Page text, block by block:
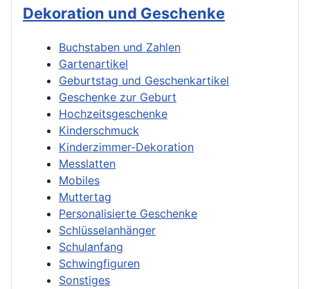
Dekoration und Geschenke
Buchstaben und Zahlen
Gartenartikel
Geburtstag und Geschenkartikel
Geschenke zur Geburt
Hochzeitsgeschenke
Kinderschmuck
Kinderzimmer-Dekoration
Messlatten
Mobiles
Muttertag
Personalisierte Geschenke
Schlüsselanhänger
Schulanfang
Schwingfiguren
Sonstiges